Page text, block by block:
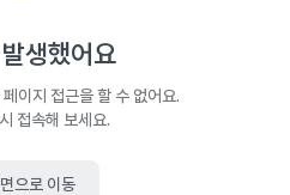
생했어요
이지 접근을 할 수 없어요.
접속해 보세요.
으로 이동